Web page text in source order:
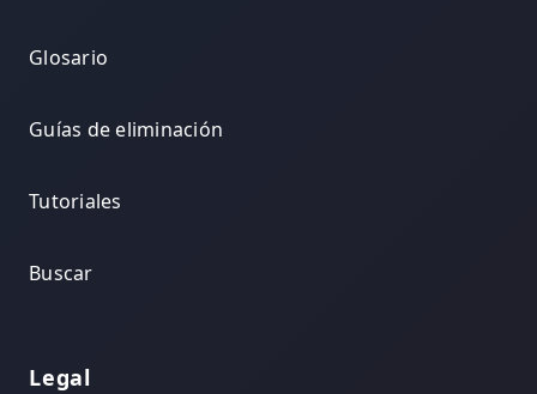
Glosario
Guías de eliminación
Tutoriales
Buscar
Legal